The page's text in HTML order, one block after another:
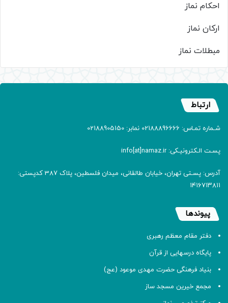
احکام نماز
ارکان نماز
مبطلات نماز
ارتباط
شـماره تمـاس: 02188896666 نمابر: 02188905150
پسـت الـکترونیـکی: info[at]namaz.ir
آدرس: پسـتی تهران، خیابان طالقانی، میدان فلسطین، پلاک 387 کدپستی:
۱۴۱۶۷۱۳۸۱۱
پیوندها
دفتر مقام معظم رهبری
پایگاه درسهایی از قرآن
بنیاد فرهنگی حضرت مهدی موعود (عج)
مجمع خیرین مسجد ساز